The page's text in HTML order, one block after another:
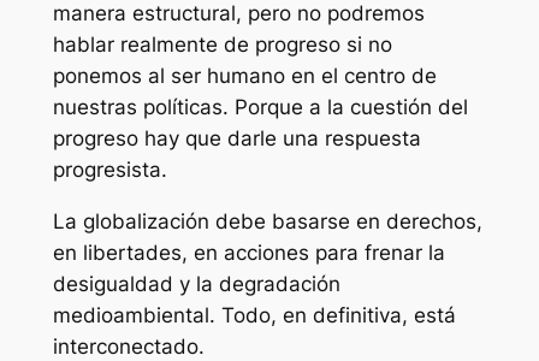
manera estructural, pero no podremos
hablar realmente de progreso si no
ponemos al ser humano en el centro de
nuestras políticas. Porque a la cuestión del
progreso hay que darle una respuesta
progresista.
La globalización debe basarse en derechos,
en libertades, en acciones para frenar la
desigualdad y la degradación
medioambiental. Todo, en definitiva, está
interconectado.